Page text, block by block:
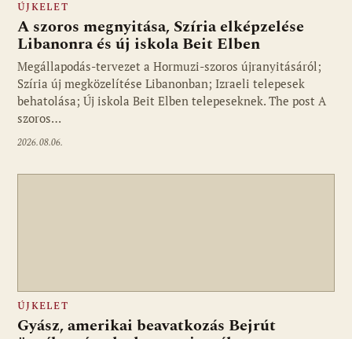
ÚJKELET
A szoros megnyitása, Szíria elképzelése
Libanonra és új iskola Beit Elben
Megállapodás-tervezet a Hormuzi-szoros újranyitásáról;
Szíria új megközelítése Libanonban; Izraeli telepesek
behatolása; Új iskola Beit Elben telepeseknek. The post A
szoros…
2026.08.06.
ÚJKELET
Gyász, amerikai beavatkozás Bejrút